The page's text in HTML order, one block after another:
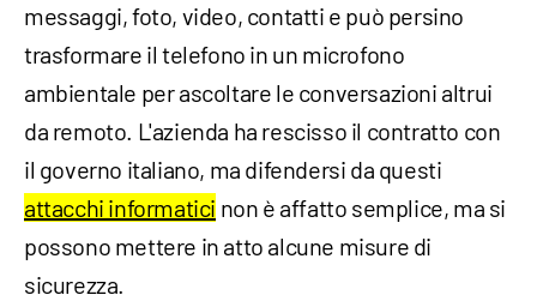
messaggi, foto, video, contatti e può persino
trasformare il telefono in un microfono
ambientale per ascoltare le conversazioni altrui
da remoto. L'azienda ha rescisso il contratto con
il governo italiano, ma difendersi da questi
attacchi informatici non è affatto semplice, ma si
possono mettere in atto alcune misure di
sicurezza.